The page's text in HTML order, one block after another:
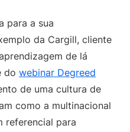
para a sua
da Cargill, cliente
de lá
do webinar Degreed
de uma cultura de
como a multinacional
referencial para